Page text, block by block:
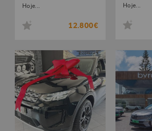
Hoje...
12.800€
Hoje...